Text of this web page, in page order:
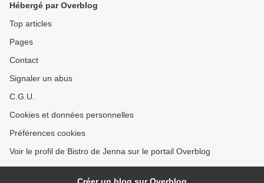
Hébergé par Overblog
Top articles
Pages
Contact
Signaler un abus
C.G.U.
Cookies et données personnelles
Préférences cookies
Voir le profil de Bistro de Jenna sur le portail Overblog